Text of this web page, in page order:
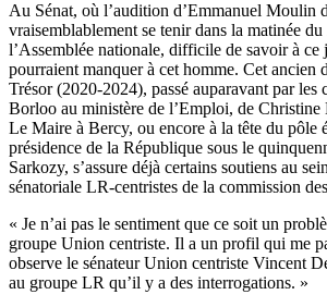
Au Sénat, où l’audition d’Emmanuel Moulin
vraisemblablement se tenir dans la matinée
l’Assemblée nationale, difficile de savoir à
pourraient manquer à cet homme. Cet ancien
Trésor (2020-2024), passé auparavant par les
Borloo au ministère de l’Emploi, de
Le Maire à Bercy, ou encore à la tête du pôle
présidence de la République sous le
Sarkozy, s’assure déjà certains soutiens au
sénatoriale LR-centristes de la commission
« Je n’ai pas le sentiment que ce soit un
groupe Union centriste. Il a un profil qui me
observe le sénateur Union centriste Vincent
au groupe LR qu’il y a des interrogations. »